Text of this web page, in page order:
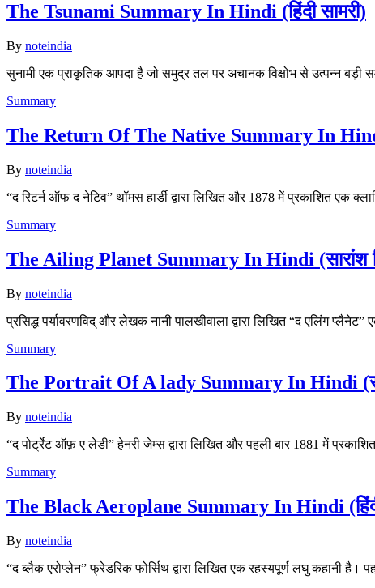
The Tsunami Summary In Hindi (हिंदी सामरी)
By noteindia
सुनामी एक प्राकृतिक आपदा है जो समुद्र तल पर अचानक विक्षोभ से उत्पन्न बड़ी
Summary
The Return Of The Native Summary In Hindi
By noteindia
“द रिटर्न ऑफ द नेटिव” थॉमस हार्डी द्वारा लिखित और 1878 में प्रकाशित एक
Summary
The Ailing Planet Summary In Hindi (सारांश
By noteindia
प्रसिद्ध पर्यावरणविद् और लेखक नानी पालखीवाला द्वारा लिखित “द एलिंग
Summary
The Portrait Of A lady Summary In Hindi
By noteindia
“द पोर्ट्रेट ऑफ़ ए लेडी” हेनरी जेम्स द्वारा लिखित और पहली बार 1881 में
Summary
The Black Aeroplane Summary In Hindi
By noteindia
“द ब्लैक एरोप्लेन” फ्रेडरिक फोर्सिथ द्वारा लिखित एक रहस्यपूर्ण लघु कहानी है।